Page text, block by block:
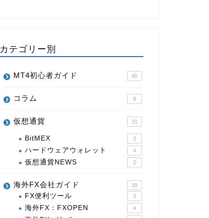
カテゴリー別
MT4初心者ガイド 45
コラム 8
仮想通貨 31
BitMEX 3
ハードウェアウォレット 4
仮想通貨NEWS 2
海外FX会社ガイド 39
FX便利ツール 3
海外FX：FXOPEN 4